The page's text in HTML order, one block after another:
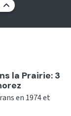
la Prairie: 3
en 1974 et